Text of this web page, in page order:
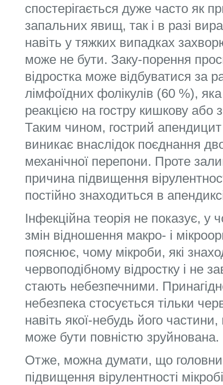
спостерігається дуже часто як
запальних явищ, так і в разі
навіть у тяжких випадках
може не бути. Заку-порення
відростка може відбуватися за
лімфоїдних фолікулів (60 %),
реакцією на гостру кишкову або
Таким чином, гострий
виникає внаслідок поєднання
механічної перепони. Проте
причина підвищення
постійно знаходиться в
Інфекційна теорія не показує, у
змін відношення макро- і
пояснює, чому мікроби, які
червоподібному відростку і не
стають небезпечними.
небезпека стосується тільки
навіть якої-небудь його
може бути повністю зруйнована.
Отже, можна думати, що
підвищення вірулентності